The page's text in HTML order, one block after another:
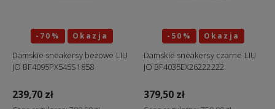
-70% Okazja
Damskie sneakersy beżowe LIU
JO BF4095PX545S1858
239,70 zł
-50% Okazja
Damskie sneakersy czarne LIU
JO BF4035EX26222222
379,50 zł